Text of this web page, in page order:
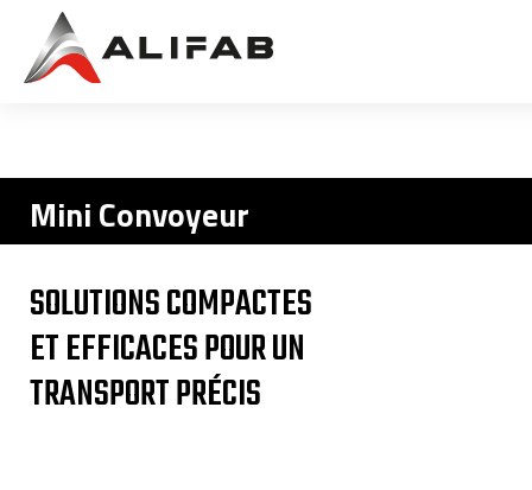
Mini Convoyeur
SOLUTIONS COMPACTES
ET EFFICACES POUR UN
TRANSPORT PRÉCIS